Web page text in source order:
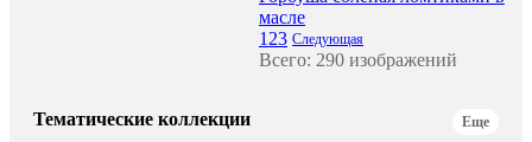
масле
1 23 Следующая
Всего: 290 изображений
Тематические коллекции Еще